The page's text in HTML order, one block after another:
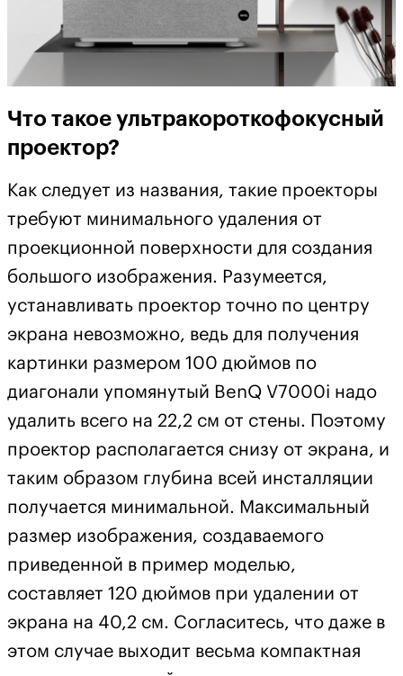
Что такое ультракороткофокусный
проектор?
Как следует из названия, такие проекторы
требуют минимального удаления от
проекционной поверхности для создания
большого изображения. Разумеется,
устанавливать проектор точно по центру
экрана невозможно, ведь для получения
картинки размером 100 дюймов по
диагонали упомянутый BenQ V7000i надо
удалить всего на 22,2 см от стены. Поэтому
проектор располагается снизу от экрана, и
таким образом глубина всей инсталляции
получается минимальной. Максимальный
размер изображения, создаваемого
приведенной в пример моделью,
составляет 120 дюймов при удалении от
экрана на 40,2 см. Согласитесь, что даже в
этом случае выходит весьма компактная